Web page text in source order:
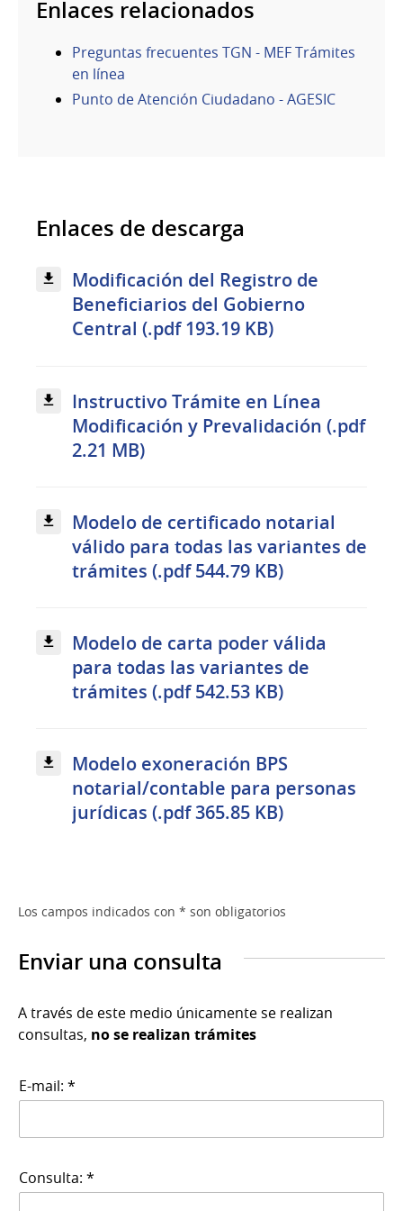
Enlaces relacionados
Preguntas frecuentes TGN - MEF Trámites
en línea
Punto de Atención Ciudadano - AGESIC
Enlaces de descarga
Modificación del Registro de
Beneficiarios del Gobierno
Central (.pdf 193.19 KB)
Instructivo Trámite en Línea
Modificación y Prevalidación (.pdf
2.21 MB)
Modelo de certificado notarial
válido para todas las variantes de
trámites (.pdf 544.79 KB)
Modelo de carta poder válida
para todas las variantes de
trámites (.pdf 542.53 KB)
Modelo exoneración BPS
notarial/contable para personas
jurídicas (.pdf 365.85 KB)
Los campos indicados con * son obligatorios
Enviar una consulta
A través de este medio únicamente se realizan
consultas, no se realizan trámites
E-mail: *
Consulta: *